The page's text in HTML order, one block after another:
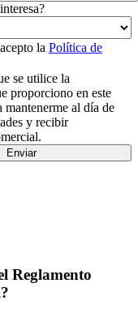
la Política de
se utilice la
proporciono en este
al día de
y recibir
Reglamento